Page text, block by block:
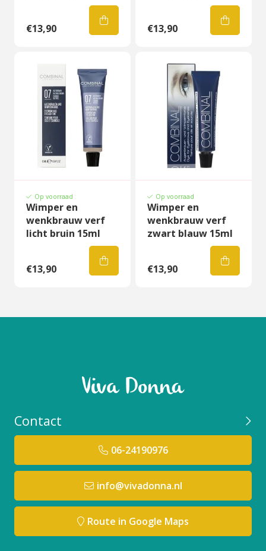
€13,90 €13,90
Op voorraad
Wimper en
wenkbrauw verf
licht bruin 15ml
€13,90
Op voorraad
Wimper en
wenkbrauw verf
zwart blauw 15ml
€13,90
Contact
06-24190976
info@vivadonna.nl
Route in Google Maps